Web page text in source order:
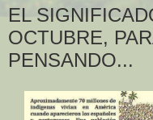
EL
OCTUBRE,
PENSANDO...